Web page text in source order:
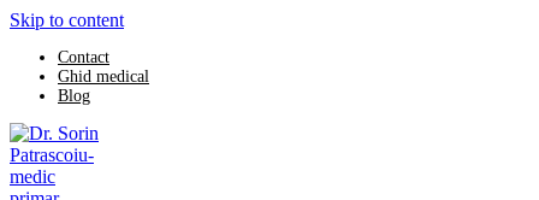
Skip to content
Contact
Ghid medical
Blog